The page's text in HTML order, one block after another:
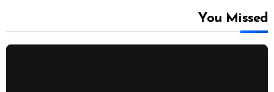
You Missed